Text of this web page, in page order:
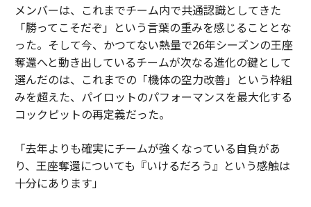
メンバーは、これまでチーム内で共通認識としてきた
「勝ってこそだぞ」という言葉の重みを感じることとな
った。そして今、かつてない熱量で26年シーズンの王座
奪還へと動き出しているチームが次なる進化の鍵として
選んだのは、これまでの「機体の空力改善」という枠組
みを超えた、パイロットのパフォーマンスを最大化する
コックピットの再定義だった。
「去年よりも確実にチームが強くなっている自負があ
り、王座奪還についても『いけるだろう』という感触は
十分にあります」